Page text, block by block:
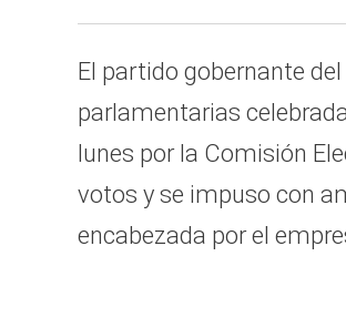
El partido gobernante
parlamentarias
lunes por la Comisión
votos y se impuso con
encabezada por el